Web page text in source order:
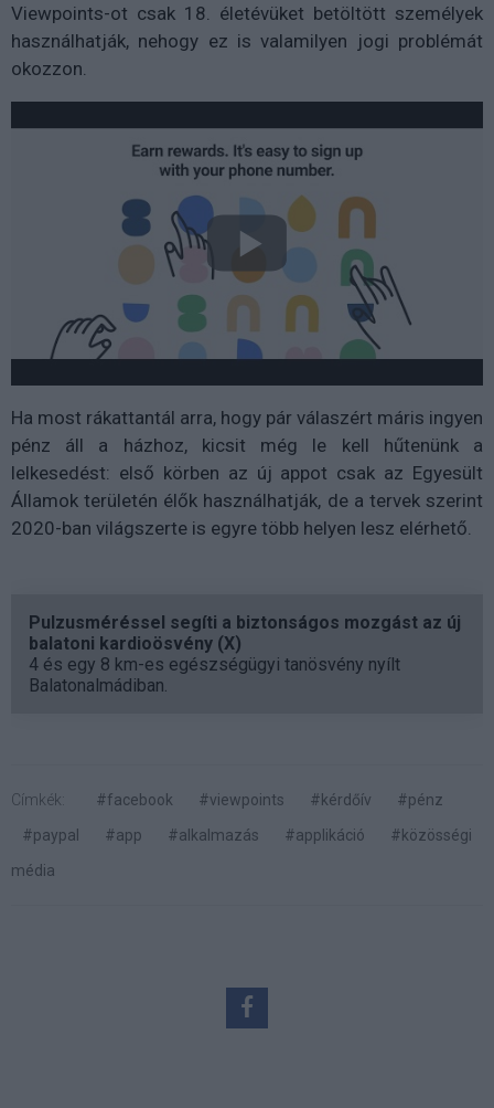
Viewpoints-ot csak 18. életévüket betöltött személyek
használhatják, nehogy ez is valamilyen jogi problémát
okozzon.
Ha most rákattantál arra, hogy pár válaszért máris ingyen
pénz áll a házhoz, kicsit még le kell hűtenünk a
lelkesedést: első körben az új appot csak az Egyesült
Államok területén élők használhatják, de a tervek szerint
2020-ban világszerte is egyre több helyen lesz elérhető.
Pulzusméréssel segíti a biztonságos mozgást az új
balatoni kardioösvény (X)
4 és egy 8 km-es egészségügyi tanösvény nyílt
Balatonalmádiban.
Címkék: #facebook #viewpoints #kérdőív
#pénz
#paypal
#app #alkalmazás #applikáció
#közösségi
média